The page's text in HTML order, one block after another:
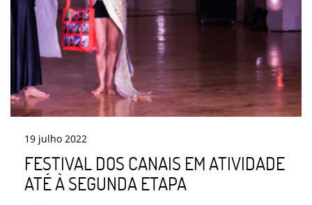
19 julho 2022
FESTIVAL DOS CANAIS EM ATIVIDADE
ATÉ À SEGUNDA ETAPA